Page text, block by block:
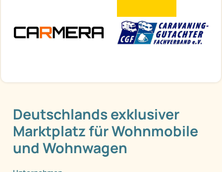
Deutschlands exklusiver
Marktplatz für Wohnmobile
und Wohnwagen